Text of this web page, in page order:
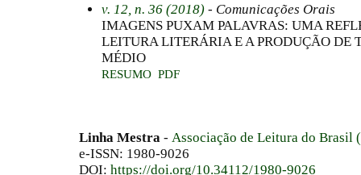
v. 12, n. 36 (2018) - Comunicações Orais
IMAGENS PUXAM PALAVRAS: UMA
LEITURA LITERÁRIA E A PRODUÇÃO DE
MÉDIO
RESUMO PDF
Linha Mestra - Associação de Leitura do Brasil
e-ISSN: 1980-9026
DOI: https://doi.org/10.34112/1980-9026